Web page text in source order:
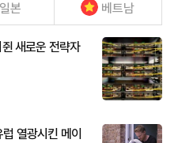
일본 베트남
새로운 전략자
열광시킨 메이